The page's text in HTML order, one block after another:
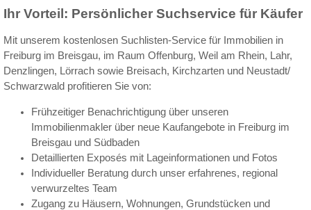
Ihr Vorteil: Persönlicher Suchservice für Käufer
Mit unserem kostenlosen Suchlisten-Service für Immobilien in
Freiburg im Breisgau, im Raum Offenburg, Weil am Rhein, Lahr,
Denzlingen, Lörrach sowie Breisach, Kirchzarten und Neustadt/
Schwarzwald profitieren Sie von:
Frühzeitiger Benachrichtigung über unseren
Immobilienmakler über neue Kaufangebote in Freiburg im
Breisgau und Südbaden
Detaillierten Exposés mit Lageinformationen und Fotos
Individueller Beratung durch unser erfahrenes, regional
verwurzeltes Team
Zugang zu Häusern, Wohnungen, Grundstücken und